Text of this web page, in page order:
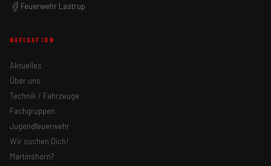
Feuerwehr Lastrup
NAVIGATION
Aktuelles
Über uns
Technik / Fahrzeuge
Fachgruppen
Jugendfeuerwehr
Wir suchen Dich!
Martinshorn?